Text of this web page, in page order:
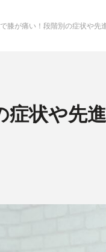
！段階別の症状や先進的な治療法についても解説しま
症状や先進